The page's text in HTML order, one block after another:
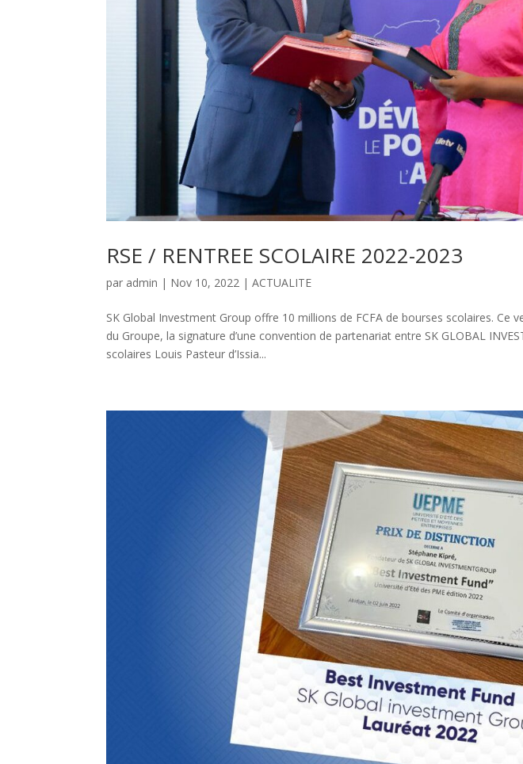
RSE / RENTREE SCOLAIRE 2022-2023
par admin | Nov 10, 2022 |ACTUALITE
SK Global Investment Group offre 10 millions de FCFA de bourses scolaires. Ce
du Groupe, la signature d’une convention de partenariat entre SK GLOBAL
scolaires Louis Pasteur d’Issia...